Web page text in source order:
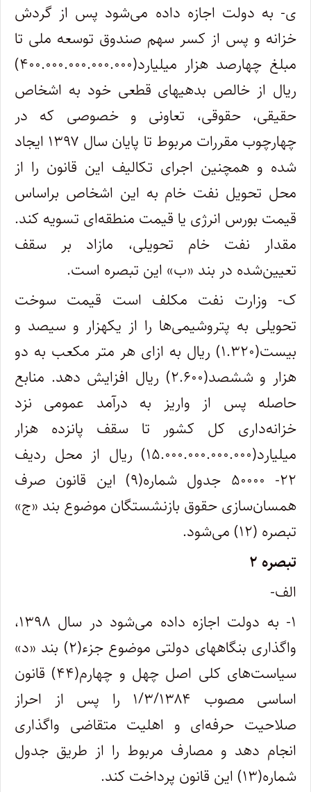
ی- به دولت اجازه داده می‌شود پس از گردش
خزانه و پس از کسر سهم صندوق توسعه ملی تا
مبلغ چهارصد هزار میلیارد(۴۰۰.۰۰۰.۰۰۰.۰۰۰.۰۰۰)
ریال از خالص بدهیهای قطعی خود به اشخاص
حقیقی، حقوقی، تعاونی و خصوصی که در
چهارچوب مقررات مربوط تا پایان سال ۱۳۹۷ ایجاد
شده و همچنین اجرای تکالیف این قانون را از
محل تحویل نفت خام به این اشخاص براساس
قیمت بورس انرژی یا قیمت منطقه‌ای تسویه کند.
مقدار نفت خام تحویلی، مازاد بر سقف
تعیین‌شده در بند «ب» این تبصره است.
ک- وزارت نفت مکلف است قیمت سوخت
تحویلی به پتروشیمی‌ها را از یکهزار و سیصد و
بیست(۱.۳۲۰) ریال به ازای هر متر مکعب به دو
هزار و ششصد(۲.۶۰۰) ریال افزایش دهد. منابع
حاصله پس از واریز به درآمد عمومی نزد
خزانه‌‌داری کل کشور تا سقف پانزده هزار
میلیارد(۱۵.۰۰۰.۰۰۰.۰۰۰.۰۰۰) ریال از محل ردیف
۲۲- ۵۰۰۰۰ جدول شماره(۹) این قانون صرف
همسان‌سازی حقوق بازنشستگان موضوع بند «ج»
تبصره (۱۲) می‌شود.
تبصره ۲
الف-
۱- به دولت اجازه داده می‌شود در سال ۱۳۹۸،
واگذاری بنگاههای دولتی موضوع جزء(۲)‌ بند «د»
سیاست‌های کلی اصل چهل و چهارم‌(۴۴) قانون
اساسی مصوب ۱/۳/۱۳۸۴ را پس از احراز
صلاحیت حرفه‌ای و اهلیت متقاضی واگذاری
انجام دهد و مصارف مربوط را از طریق جدول
شماره(۱۳) این قانون پرداخت کند.